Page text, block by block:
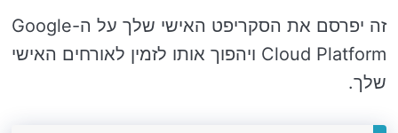
זה יפרסם את הסקריפט האישי שלך על ה-Google
Cloud Platform ויהפוך אותו לזמין לאורחים האישי
שלך.